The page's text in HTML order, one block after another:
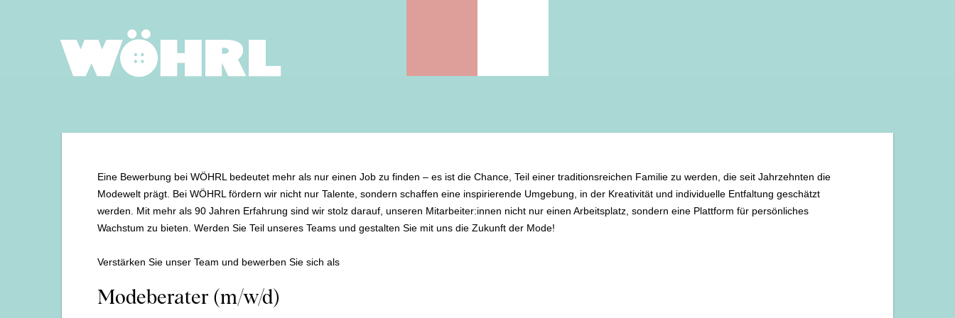
Modeberater (m/w/d)
Eine Bewerbung bei WÖHRL bedeutet mehr als nur einen Job zu finden – es ist die Chance, Teil einer traditionsreichen Familie zu werden, die seit Jahrzehnten die
Modewelt prägt. Bei WÖHRL fördern wir nicht nur Talente, sondern schaffen eine inspirierende Umgebung, in der Kreativität und individuelle Entfaltung geschätzt
werden. Mit mehr als 90 Jahren Erfahrung sind wir stolz darauf, unseren Mitarbeiter:innen nicht nur einen Arbeitsplatz, sondern eine Plattform für persönliches
Wachstum zu bieten. Werden Sie Teil unseres Teams und gestalten Sie mit uns die Zukunft der Mode!
Verstärken Sie unser Team und bewerben Sie sich als